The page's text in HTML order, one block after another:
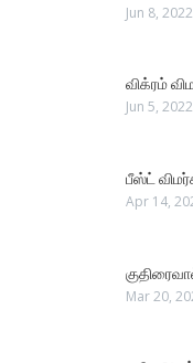
Jun 8, 2022
விக்ரம்
Jun 5, 2022
பீஸ்ட்
Apr 14,
Mar 20,